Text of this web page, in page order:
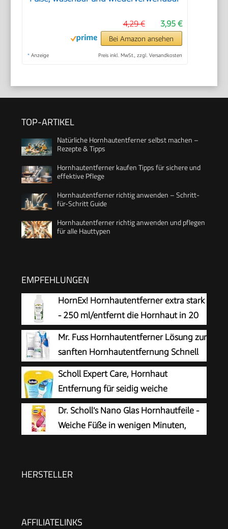
3,95 €
4,29 €
Bei Amazon ansehen
* Anzeige Preis inkl. MwSt., zzgl. Versandkosten
TOP-ARTIKEL
Natürliche Hornhautentferner selbst machen –
Rezepte & Tipps
Hornhautentferner kaufen Tipps für sichere und
effektive Pflege
Hornhautentferner richtig anwenden – Schritt-
für-Schritt Guide
Hornhautentferner richtig anwenden und pflegen
für alle Hauttypen
EMPFEHLUNGEN
HornEx! Hornhautentferner extra stark
- 250 ml/entfernt die Hornhaut in 20
Minuten
Mr. Fuss Hornhautentferner Lösung zur
sanften Hornhautentfernung Schnell
erweichende Lotion 250ml No. 4 im
Plus Pack. Fußpflege Pediküre Set ohne
Schleifen mit Sofort-Effekt.
Scholl Expert Care, Hornhaut
Entfernung für seidig weiche
Füße,elektrischer Hornhautentferner
Meeresmineralien Rolle für präzise Ergebnisse,1
Dr. Scholl’s Nano Glas Hornhautfeile -
Weiche Füße in wenigen Minuten,
Trockene Füße, Hornhaut Entfernen Fuß,
HERSTELLER
AFFILIATELINKS